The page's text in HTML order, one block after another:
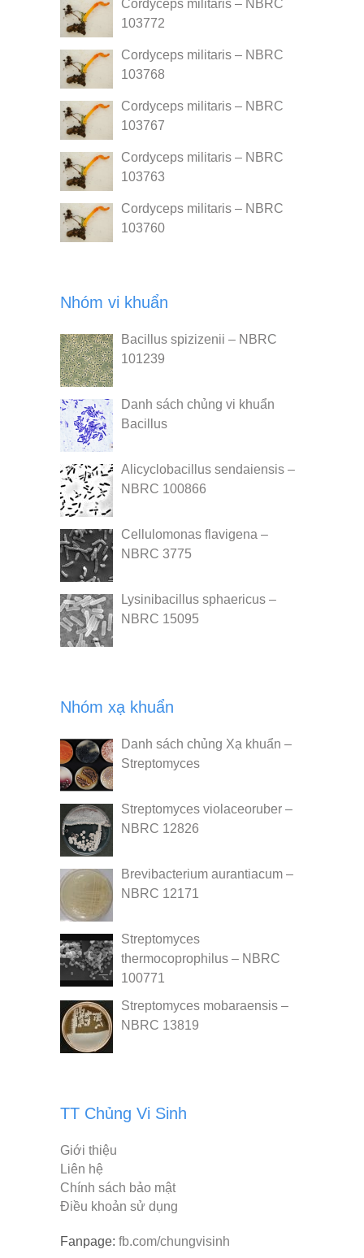
Cordyceps militaris – NBRC
103772
Cordyceps militaris – NBRC
103768
Cordyceps militaris – NBRC
103767
Cordyceps militaris – NBRC
103763
Cordyceps militaris – NBRC
103760
Nhóm vi khuẩn
Bacillus spizizenii – NBRC
101239
Danh sách chủng vi khuẩn
Bacillus
Alicyclobacillus sendaiensis –
NBRC 100866
Cellulomonas flavigena –
NBRC 3775
Lysinibacillus sphaericus –
NBRC 15095
Nhóm xạ khuẩn
Danh sách chủng Xạ khuẩn –
Streptomyces
Streptomyces violaceoruber –
NBRC 12826
Brevibacterium aurantiacum –
NBRC 12171
Streptomyces
thermocoprophilus – NBRC
100771
Streptomyces mobaraensis –
NBRC 13819
TT Chủng Vi Sinh
Giới thiệu
Liên hệ
Chính sách bảo mật
Điều khoản sử dụng
Fanpage: fb.com/chungvisinh